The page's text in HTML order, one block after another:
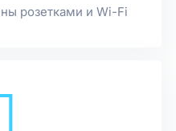
розетками и Wi-Fi